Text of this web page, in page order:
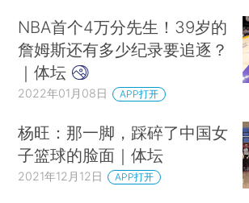
NBA首个4万分先生！39岁的
詹姆斯还有多少纪录要追逐？
｜体坛
2022年01月08日 APP打开
杨旺：那一脚，踩碎了中国女
子篮球的脸面｜体坛
2021年12月12日 APP打开